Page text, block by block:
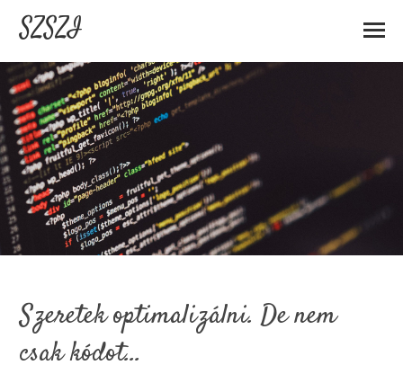
SZSZI
Szeretek optimalizálni. De nem
csak kódot…